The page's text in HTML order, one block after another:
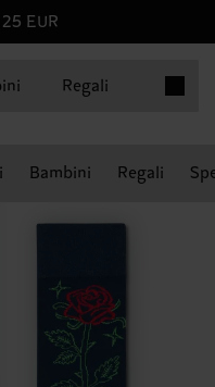
EUR
Regali
Bambini Regali